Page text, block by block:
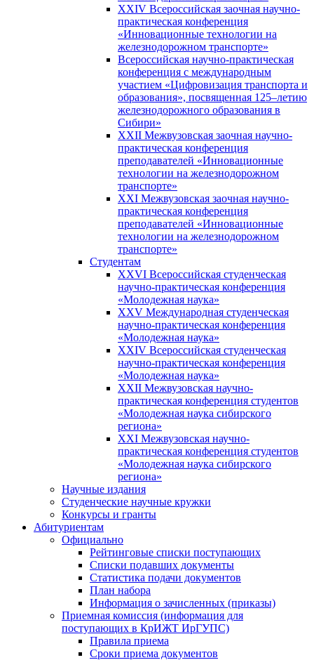
XXIV Всероссийская заочная научно-
практическая конференция
«Инновационные технологии на
железнодорожном транспорте»
Всероссийская научно-практическая
конференция с международным
участием «Цифровизация транспорта и
образования», посвященная 125–летию
железнодорожного образования в
Сибири»
XXII Межвузовская заочная научно-
практическая конференция
преподавателей «Инновационные
технологии на железнодорожном
транспорте»
XXI Межвузовская заочная научно-
практическая конференция
преподавателей «Инновационные
технологии на железнодорожном
транспорте»
Студентам
XXVI Всероссийская студенческая
научно-практическая конференция
«Молодежная наука»
XXV Международная студенческая
научно-практическая конференция
«Молодежная наука»
XXIV Всероссийская студенческая
научно-практическая конференция
«Молодежная наука»
XXII Межвузовская научно-
практическая конференция студентов
«Молодежная наука сибирского
региона»
XXI Межвузовская научно-
практическая конференция студентов
«Молодежная наука сибирского
региона»
Научные издания
Студенческие научные кружки
Конкурсы и гранты
Абитуриентам
Официально
Рейтинговые списки поступающих
Списки подавших документы
Статистика подачи документов
План набора
Информация о зачисленных (приказы)
Приемная комиссия (информация для
поступающих в КрИЖТ ИрГУПС)
Правила приема
Сроки приема документов